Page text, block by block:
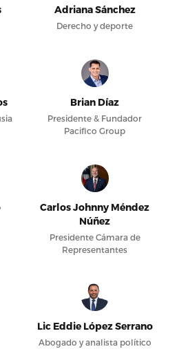
Adriana Sánchez
Derecho y deporte
Brian Díaz
Presidente & Fundador
Pacifico Group
Carlos Johnny Méndez
Núñez
Presidente Cámara de
Representantes
Lic Eddie López Serrano
Abogado y analista político